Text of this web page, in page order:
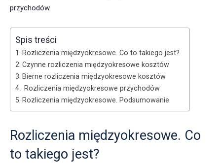
przychodów.
Spis treści
Rozliczenia międzyokresowe. Co to takiego jest?
Czynne rozliczenia międzyokresowe kosztów
Bierne rozliczenia międzyokresowe kosztów
Rozliczenia międzyokresowe przychodów
Rozliczenia międzyokresowe. Podsumowanie
Rozliczenia międzyokresowe. Co
to takiego jest?